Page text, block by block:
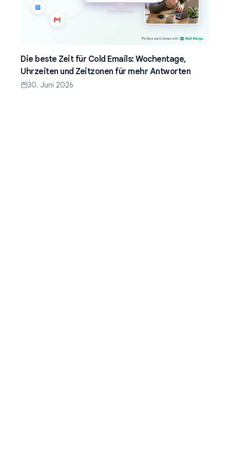
Die beste Zeit für Cold Emails: Wochentage,
Uhrzeiten und Zeitzonen für mehr Antworten
30. Juni 2026